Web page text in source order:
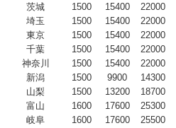
茨城
1500 15400 22000
埼玉
1500 15400 22000
東京
1500 15400 22000
千葉
1500 15400 22000
神奈川
1500 15400 22000
新潟
1500 9900 14300
山梨
1500 13200 18700
富山
1600 17600 25300
岐阜
1600 17600 25500